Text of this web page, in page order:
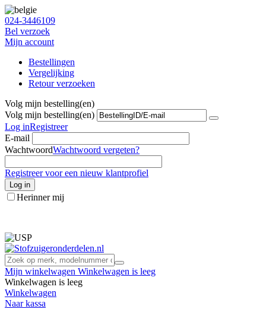
024-3446109
Bel verzoek
Mijn account
Bestellingen
Vergelijking
Retour verzoeken
Volg mijn bestelling(en)
Volg mijn bestelling(en)
Log inRegistreer
E-mail
WachtwoordWachtwoord vergeten?
Registreer voor een nieuw klantprofiel
Log in
Herinner mij
Mijn winkelwagen Winkelwagen is leeg
Winkelwagen is leeg
Winkelwagen
Naar kassa